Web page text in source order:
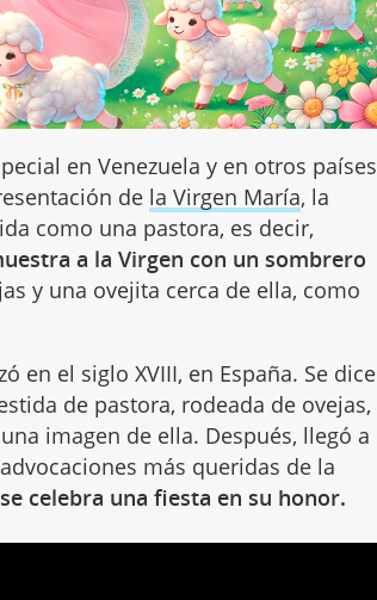
en Venezuela y en otros países
de la Virgen María, la
como una pastora, es decir,
a la Virgen con un sombrero
y una ovejita cerca de ella, como
en el siglo XVIII, en España. Se dice
de pastora, rodeada de ovejas,
imagen de ella. Después, llegó a
más queridas de la
celebra una fiesta en su honor.